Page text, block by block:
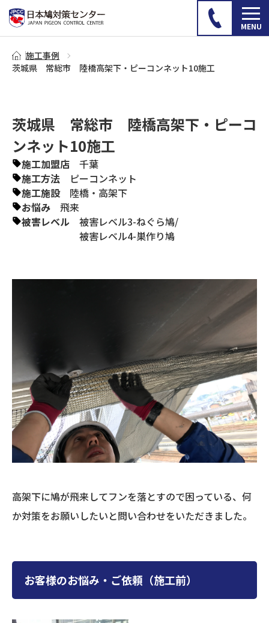
施工事例
茨城県 常総市 陸橋高架下・ピーコンネット10施工
茨城県 常総市 陸橋高架下・ピーコ
ンネット10施工
施工加盟店
千葉
施工方法
ピーコンネット
施工施設
陸橋・高架下
お悩み
飛来
被害レベル
被害レベル3-ねぐら鳩/
被害レベル4-巣作り鳩
高架下に鳩が飛来してフンを落とすので困っている、何
か対策をお願いしたいと問い合わせをいただきました。
お客様のお悩み・ご依頼（施工前）